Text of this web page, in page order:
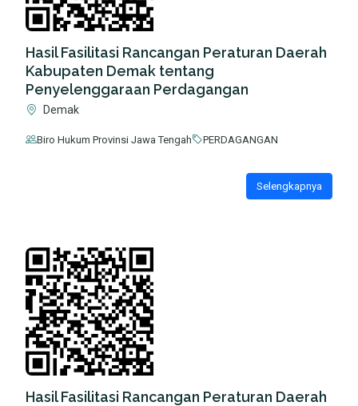
Hasil Fasilitasi Rancangan Peraturan Daerah
Kabupaten Demak tentang
Penyelenggaraan Perdagangan
Demak
Biro Hukum Provinsi Jawa Tengah PERDAGANGAN
Selengkapnya
Hasil Fasilitasi Rancangan Peraturan Daerah